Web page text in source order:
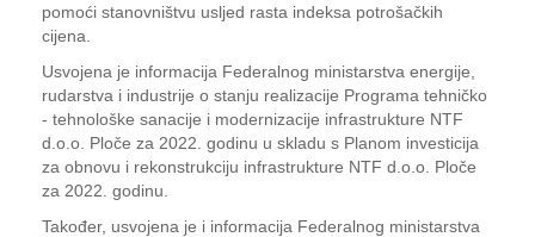
pomoći stanovništvu usljed rasta indeksa potrošačkih
cijena.
Usvojena je informacija Federalnog ministarstva energije,
rudarstva i industrije o stanju realizacije Programa tehničko
- tehnološke sanacije i modernizacije infrastrukture NTF
d.o.o. Ploče za 2022. godinu u skladu s Planom investicija
za obnovu i rekonstrukciju infrastrukture NTF d.o.o. Ploče
za 2022. godinu.
Također, usvojena je i informacija Federalnog ministarstva